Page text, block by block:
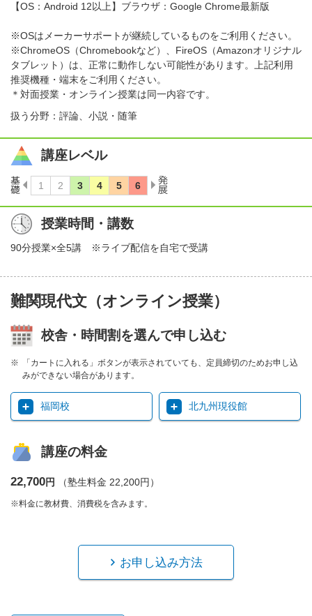
【OS：Android 12以上】ブラウザ：Google Chrome最新版
※OSはメーカーサポートが継続しているものをご利用ください。
※ChromeOS（Chromebookなど）、FireOS（Amazonオリジナル
タブレット）は、正常に動作しない可能性があります。上記利用
推奨機種・端末をご利用ください。
＊対面授業・オンライン授業は同一内容です。
扱う分野：評論、小説・随筆
講座レベル
授業時間・講数
90分授業×全5講 ※ライブ配信を自宅で受講
難関現代文（オンライン授業）
校舎・時間割を選んで申し込む
「カートに入れる」ボタンが表示されていても、定員締切のためお申し込
みができない場合があります。
福岡校 北九州現役館
講座の料金
22,700円 （塾生料金 22,200円）
※料金に教材費、消費税を含みます。
お申し込み方法